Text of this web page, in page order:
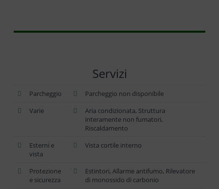
Servizi
Parcheggio
Parcheggio non disponibile
Varie
Aria condizionata, Struttura
interamente non fumatori,
Riscaldamento
Esterni e
vista
Vista cortile interno
Protezione
e sicurezza
Estintori, Allarme antifumo, Rilevatore
di monossido di carbonio